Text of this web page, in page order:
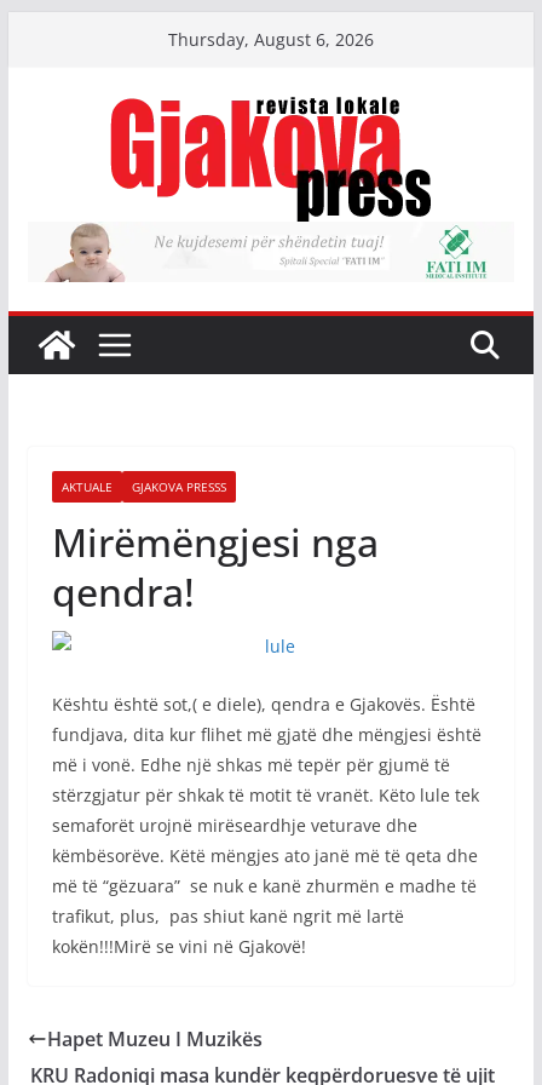
Thursday, August 6, 2026
AKTUALE GJAKOVA PRESSS
Mirëmëngjesi nga
qendra!
Kështu është sot,( e diele), qendra e Gjakovës. Është
fundjava, dita kur flihet më gjatë dhe mëngjesi është
më i vonë. Edhe një shkas më tepër për gjumë të
stërzgjatur për shkak të motit të vranët. Këto lule tek
semaforët urojnë mirëseardhje veturave dhe
këmbësorëve. Këtë mëngjes ato janë më të qeta dhe
më të “gëzuara” se nuk e kanë zhurmën e madhe të
trafikut, plus, pas shiut kanë ngrit më lartë
kokën!!!Mirë se vini në Gjakovë!
Hapet Muzeu I Muzikës
KRU Radoniqi masa kundër keqpërdoruesve të ujit